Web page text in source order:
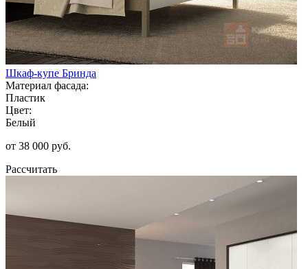
Шкаф-купе Бринда
Материал фасада:
Пластик
Цвет:
Белый
от 38 000 руб.
Рассчитать